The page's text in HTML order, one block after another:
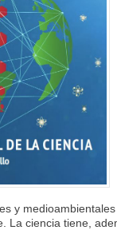
y
La ciencia tiene,